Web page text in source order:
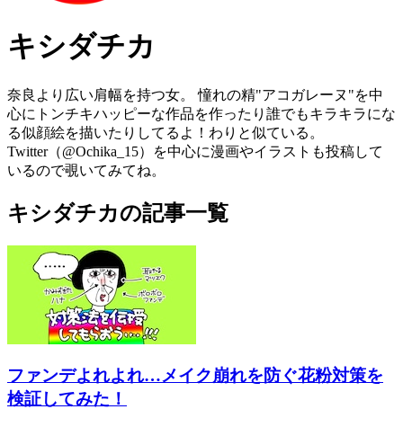
キシダチカ
奈良より広い肩幅を持つ女。 憧れの精"アコガレーヌ"を中
心にトンチキハッピーな作品を作ったり誰でもキラキラにな
る似顔絵を描いたりしてるよ！わりと似ている。
Twitter（@Ochika_15）を中心に漫画やイラストも投稿して
いるので覗いてみてね。
キシダチカの記事一覧
ファンデよれよれ…メイク崩れを防ぐ花粉対策を
検証してみた！